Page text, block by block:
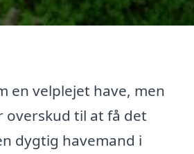
en velplejet have, men
overskud til at få det
dygtig havemand i